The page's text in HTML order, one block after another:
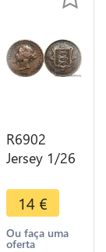
R6902
Jersey 1/26
Victoria
1871 ->
Make offer
14 €
Ou faça uma
oferta